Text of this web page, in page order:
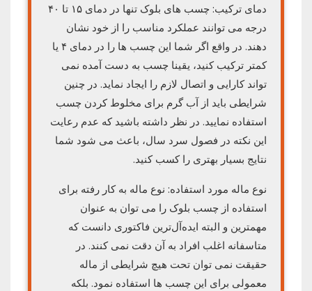
دمای ترکیب: چسب های بلوک تنها در دمای ۱۵ تا ۴۰
درجه می توانند عملکرد مناسب را از خود نشان
دهند. در واقع اگر شما این چسب ها را در دمای ۴ یا
کمتر ترکیب کنید، یقینا چسب به دست آمده نمی
تواند کارایی و اتصال لازم را ایجاد نماید. در چنین
شرایطی باید از آب گرم برای مخلوط کردن چسب
استفاده نمایید. در نظر داشته باشید که عدم رعایت
این نکته در فصول سرد سال، باعث می شود شما
نتایج بسیار بهتری را کسب کنید.
نوع ماله مورد استفاده: نوع ماله به کار رفته برای
استفاده از چسب بلوک را می توان به عنوان
مهمترین و البته ایده‌آل‌ترین فاکتوری دانست که
متاسفانه اغلب افراد به آن دقت نمی کنند. در
حقیقت نمی توان تحت هیچ شرایطی از ماله
معمولی برای این چسب ها استفاده نمود. بلکه